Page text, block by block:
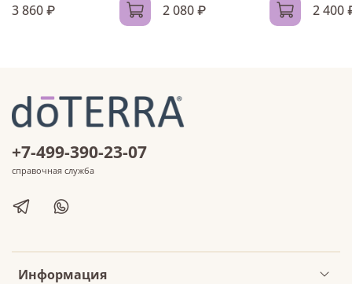
3 860 ₽
2 080 ₽ 2 400
Информация
+7-499-390-23-07
справочная служба